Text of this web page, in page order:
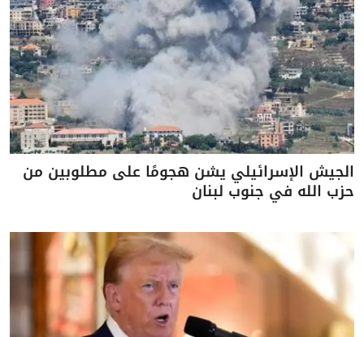
الجيش الإسرائيلي يشن هجومًا على مطلوبين من
حزب الله في جنوب لبنان